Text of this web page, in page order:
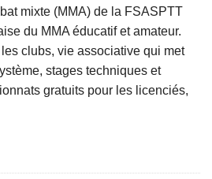
mixte (MMA) de la FSASPTT
du MMA éducatif et amateur.
clubs, vie associative qui met
stages techniques et
gratuits pour les licenciés,